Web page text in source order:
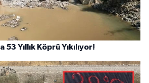
Yıllık Köprü Yıkılıyor!